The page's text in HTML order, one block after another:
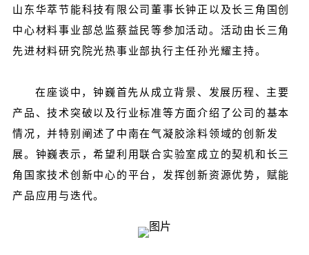
山东华萃节能科技有限公司董事长钟正以及长三角国创
中心材料事业部总监蔡益民等参加活动。活动由长三角
先进材料研究院光热事业部执行主任孙光耀主持。
在座谈中，钟巍首先从成立背景、发展历程、主要
产品、技术突破以及行业标准等方面介绍了公司的基本
情况，并特别阐述了中南在气凝胶涂料领域的创新发
展。钟巍表示，希望利用联合实验室成立的契机和长三
角国家技术创新中心的平台，发挥创新资源优势，赋能
产品应用与迭代。